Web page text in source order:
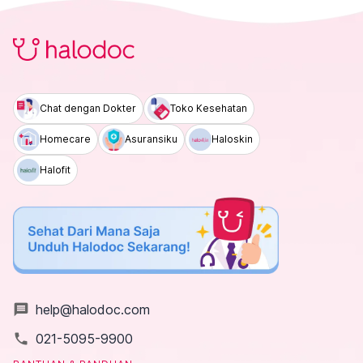
Chat dengan Dokter Toko Kesehatan
Homecare Asuransiku Haloskin
Halofit
message help@halodoc.com
local_phone 021-5095-9900